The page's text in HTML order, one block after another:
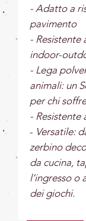
- Adatto a
pavimento
- Resistente
indoor-
- Lega
animali: un
per chi
- Resistente
- Versatile:
zerbino
da cucina,
l’ingresso o
dei giochi.